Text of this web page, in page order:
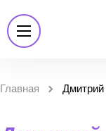
Главная Дмитрий